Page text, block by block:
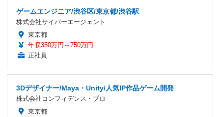
ゲームエンジニア/渋谷区/東京都/渋谷駅
株式会社サイバーエージェント
東京都
年収350万円～750万円
正社員
3Dデザイナー/Maya・Unity/人気IP作品ゲーム開発
株式会社コンフィデンス・プロ
東京都